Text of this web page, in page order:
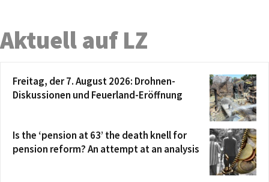
Aktuell auf LZ
Freitag, der 7. August 2026: Drohnen-
Diskussionen und Feuerland-Eröffnung
Is the ‘pension at 63’ the death knell for
pension reform? An attempt at an analysis